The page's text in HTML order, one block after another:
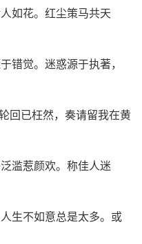
如花。红尘策马共天
错觉。迷惑源于执著，
回已枉然，奏请留我在黄
滥惹颜欢。称佳人迷
生不如意总是太多。或